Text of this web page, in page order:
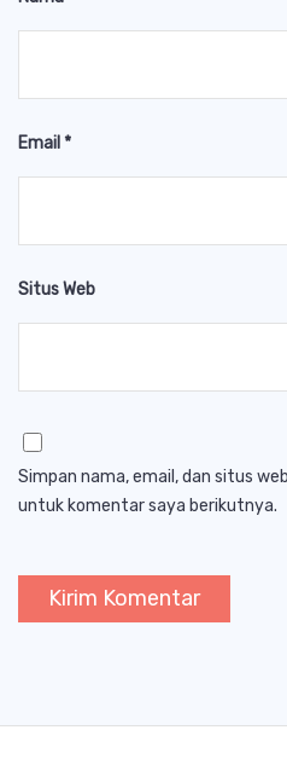
Email *
Situs Web
Simpan nama, email, dan situs
untuk komentar saya berikutnya.